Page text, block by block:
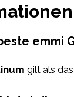
emmi
gilt als